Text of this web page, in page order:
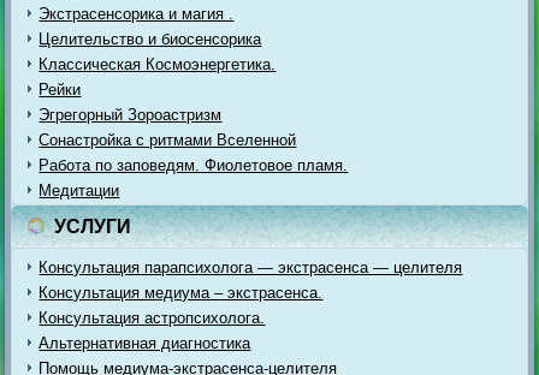
Экстрасенсорика и магия .
Целительство и биосенсорика
Классическая Космоэнергетика.
Рейки
Эгрегорный Зороастризм
Сонастройка с ритмами Вселенной
Работа по заповедям. Фиолетовое пламя.
Медитации
УСЛУГИ
Консультация парапсихолога — экстрасенса — целителя
Консультация медиума – экстрасенса.
Консультация астропсихолога.
Альтернативная диагностика
Помощь медиума-экстрасенса-целителя